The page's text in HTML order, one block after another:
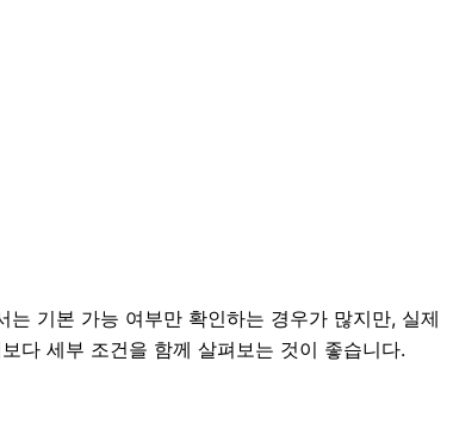
기본 가능 여부만 확인하는 경우가 많지만, 실제
다 세부 조건을 함께 살펴보는 것이 좋습니다.